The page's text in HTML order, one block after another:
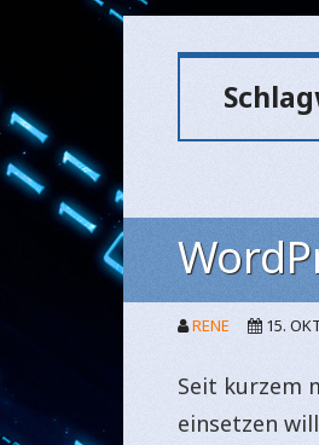
RENE 15.
Seit kurzem
einsetzen